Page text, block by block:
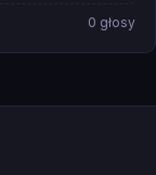
0 głosy